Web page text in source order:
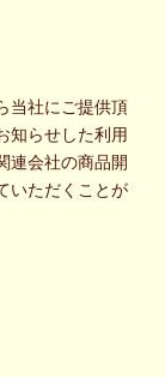
当社にご提供頂
知らせした利用
連会社の商品開
いただくことが